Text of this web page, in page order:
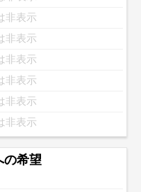
非表示
非表示
非表示
非表示
非表示
非表示
の希望